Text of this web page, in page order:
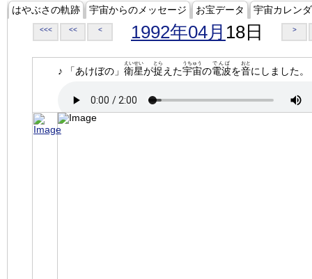
はやぶさの軌跡 宇宙からのメッセージ お宝データ 宇宙カレン
<<< << < 1992年04月 18日 >
♪ 「あけぼの」 衛星
えいせい
が捉
とら
えた宇宙
うちゅう
の電波
でんぱ
を音
おと
にしました。